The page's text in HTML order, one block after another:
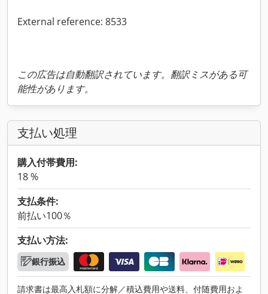
External reference: 8533
この広告は自動翻訳されています。翻訳ミスがある可
能性があります。
支払い処理
購入付帯費用:
18 %
支払条件:
前払い100％
支払い方法:
銀行振込
請求書は最高入札額に分解／積込費用や送料、付随費用およ